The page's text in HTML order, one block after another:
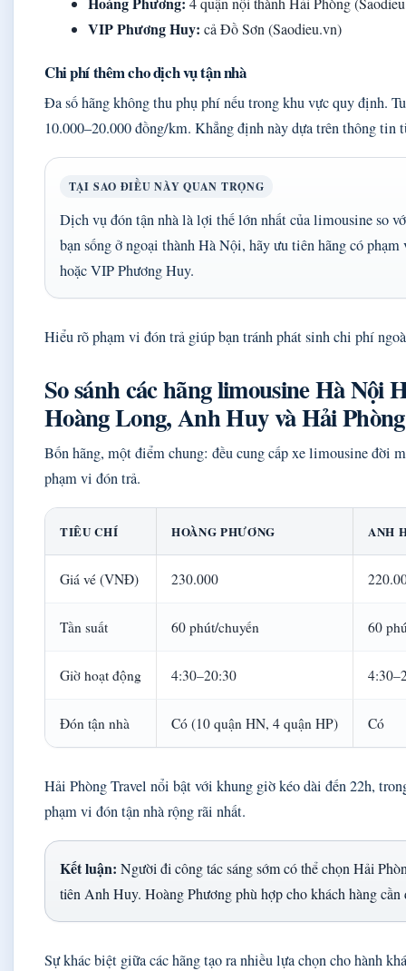
VIP Phương Huy: cả Đồ Sơn (Saodieu.vn)
Chi phí thêm cho dịch vụ tận nhà
Đa số hãng không thu phụ phí nếu trong khu vực quy định.
10.000–20.000 đồng/km. Khẳng định này dựa trên thông tin
TẠI SAO ĐIỀU NÀY QUAN TRỌNG
Dịch vụ đón tận nhà là lợi thế lớn nhất của limousine so
bạn sống ở ngoại thành Hà Nội, hãy ưu tiên hãng có
hoặc VIP Phương Huy.
Hiểu rõ phạm vi đón trả giúp bạn tránh phát sinh chi phí
So sánh các hãng limousine Hà Nội
Hoàng Long, Anh Huy và Hải
Bốn hãng, một điểm chung: đều cung cấp xe limousine đời
phạm vi đón trả.
TIÊU CHÍ HOÀNG PHƯƠNG ANH
Giá vé (VNĐ) 230.000
Tần suất 60 phút/chuyến 60
Giờ hoạt động 4:30–20:30
Đón tận nhà Có (10 quận HN, 4 quận HP) Có
Hải Phòng Travel nổi bật với khung giờ kéo dài đến 22h,
phạm vi đón tận nhà rộng rãi nhất.
Kết luận: Người đi công tác sáng sớm có thể chọn Hải
tiên Anh Huy. Hoàng Phương phù hợp cho khách hàng cần
Sự khác biệt giữa các hãng tạo ra nhiều lựa chọn cho hành